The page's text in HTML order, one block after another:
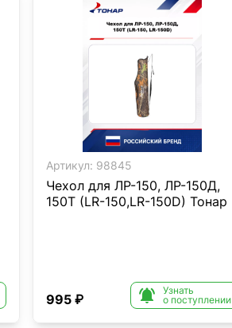
Артикул: 98845
Чехол для ЛР-150, ЛР-150Д,
150Т (LR-150,LR-150D) Тонар
995 ₽ 
Узнать
о поступлении